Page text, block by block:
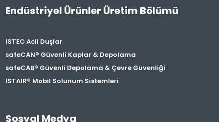
Endüstriyel Ürünler Üretim Bölümü
ISTEC Acil Duşlar
safeCAN® Güvenli Kaplar & Depolama
safeCAB® Güvenli Depolama & Çevre Güvenliği
ISTAIR® Mobil Solunum Sistemleri
Sosyal Medya